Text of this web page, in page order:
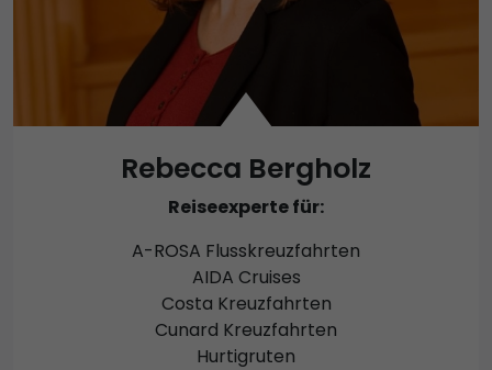
Rebecca Bergholz
Reiseexperte für:
A-ROSA Flusskreuzfahrten
AIDA Cruises
Costa Kreuzfahrten
Cunard Kreuzfahrten
Hurtigruten